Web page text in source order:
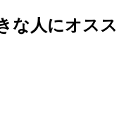
な人にオスス